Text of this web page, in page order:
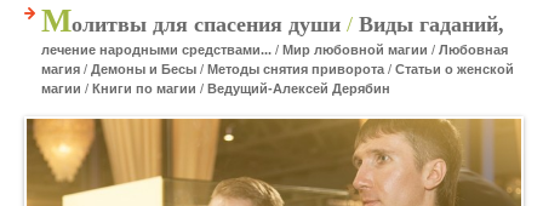
Молитвы для спасения души / Виды гаданий,
лечение народными средствами... / Мир любовной магии / Любовная
магия / Демоны и Бесы / Методы снятия приворота / Статьи о женской
магии / Книги по магии / Ведущий-Алексей Дерябин